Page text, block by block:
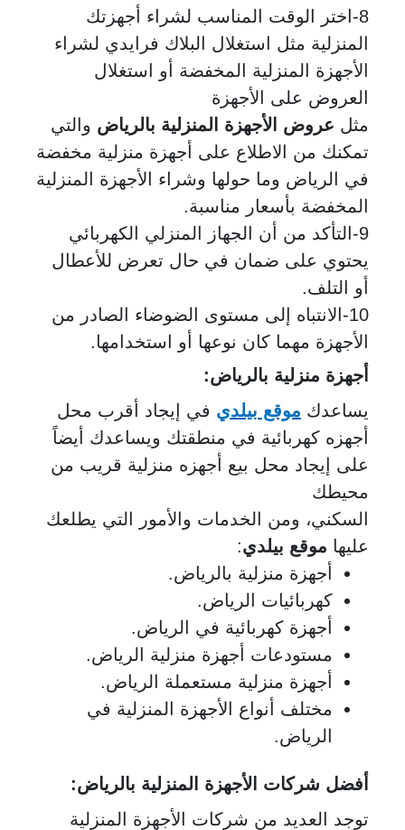
8-اختر الوقت المناسب لشراء أجهزتك
المنزلية مثل استغلال البلاك فرايدي لشراء
الأجهزة المنزلية المخفضة أو استغلال
العروض على الأجهزة
مثل عروض الأجهزة المنزلية بالرياض والتي
تمكنك من الاطلاع على أجهزة منزلية مخفضة
في الرياض وما حولها وشراء الأجهزة المنزلية
المخفضة بأسعار مناسبة.
9-التأكد من أن الجهاز المنزلي الكهربائي
يحتوي على ضمان في حال تعرض للأعطال
أو التلف.
10-الانتباه إلى مستوى الضوضاء الصادر من
الأجهزة مهما كان نوعها أو استخدامها.
أجهزة منزلية بالرياض:
يساعدك موقع بيلدي في إيجاد أقرب محل
أجهزه كهربائية في منطقتك ويساعدك أيضاً
على إيجاد محل بيع أجهزه منزلية قريب من
محيطك
السكني، ومن الخدمات والأمور التي يطلعك
عليها موقع بيلدي:
أجهزة منزلية بالرياض.
كهربائيات الرياض.
أجهزة كهربائية في الرياض.
مستودعات أجهزة منزلية الرياض.
أجهزة منزلية مستعملة الرياض.
مختلف أنواع الأجهزة المنزلية في
الرياض.
أفضل شركات الأجهزة المنزلية بالرياض:
توجد العديد من شركات الأجهزة المنزلية